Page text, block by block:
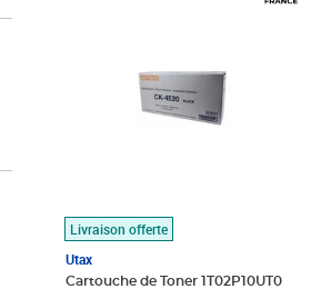
Livraison offerte
Utax
Cartouche de Toner 1T02P10UT0